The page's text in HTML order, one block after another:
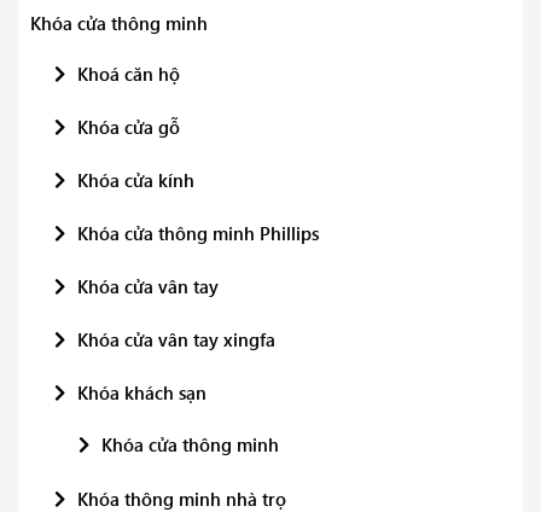
Khóa cửa thông minh
Khoá căn hộ
Khóa cửa gỗ
Khóa cửa kính
Khóa cửa thông minh Phillips
Khóa cửa vân tay
Khóa cửa vân tay xingfa
Khóa khách sạn
Khóa cửa thông minh
Khóa thông minh nhà trọ